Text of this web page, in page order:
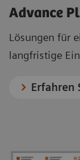
Advance
Lösungen für
langfristige
Erfahren